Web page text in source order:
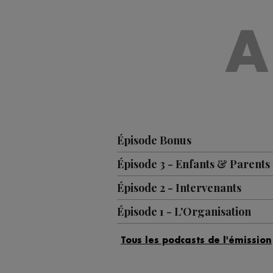
Épisode Bonus
Épisode 3 - Enfants & Parents
Épisode 2 - Intervenants
Épisode 1 - L'Organisation